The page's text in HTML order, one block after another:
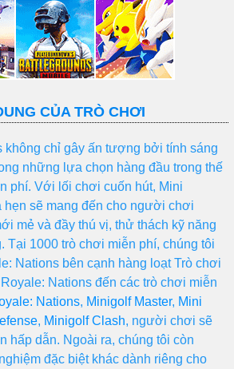
CỦA TRÒ CHƠI
không chỉ gây ấn tượng bởi tính sáng
những lựa chọn hàng đầu trong thế
phí. Với lối chơi cuốn hút, Mini
hẹn sẽ mang đến cho người chơi
mẻ và đầy thú vị, thử thách kỹ năng
Tại 1000 trò chơi miễn phí, chúng tôi
Nations bên cạnh hàng loạt Trò chơi
Nations đến các trò chơi miễn
Nations, Minigolf Master, Mini
, Minigolf Clash, người chơi sẽ
hấp dẫn. Ngoài ra, chúng tôi còn
đặc biệt khác dành riêng cho